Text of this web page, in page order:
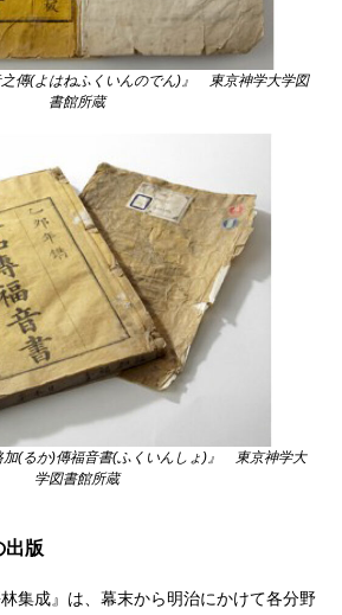
傳(よはねふくいんのでん)』 東京神学大学図
書館所蔵
(るか)傳福音書(ふくいんしょ)』 東京神学大
学図書館所蔵
出版
集成』は、幕末から明治にかけて各分野